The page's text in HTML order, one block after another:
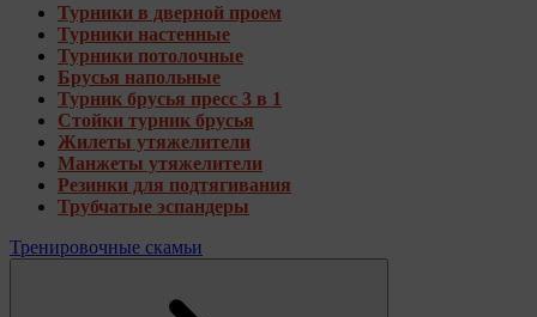
Турники в дверной проем
Турники настенные
Турники потолочные
Брусья напольные
Турник брусья пресс 3 в 1
Стойки турник брусья
Жилеты утяжелители
Манжеты утяжелители
Резинки для подтягивания
Трубчатые эспандеры
Тренировочные скамьи